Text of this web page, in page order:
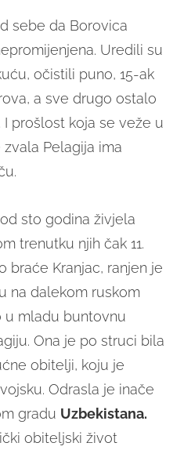
sebe da Borovica
Uredili su
očistili puno, 15-ak
a sve drugo ostalo
prošlost koja se veže u
Pelagija ima
sto godina živjela
trenutku njih čak 11.
braće Kranjac, ranjen je
na dalekom ruskom
u mladu buntovnu
Ona je po struci bila
obitelji, koju je
Odrasla je inače
gradu Uzbekistana.
obiteljski život